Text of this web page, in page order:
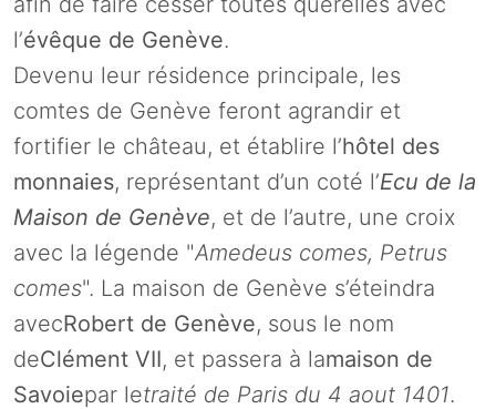
l’évêque de Genève.
Devenu leur résidence principale, les
comtes de Genève feront agrandir et
fortifier le château, et établire l’hôtel des
monnaies, représentant d’un coté l’Ecu de la
Maison de Genève, et de l’autre, une croix
avec la légende "Amedeus comes, Petrus
comes". La maison de Genève s’éteindra
avecRobert de Genève, sous le nom
deClément VII, et passera à lamaison de
Savoiepar letraité de Paris du 4 aout 1401.